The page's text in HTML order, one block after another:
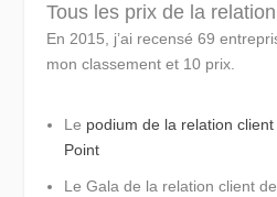
Tous les prix de la
En 2015, j’ai recensé 69
mon classement et 10 prix.
Le podium de la relation
Point
Le Gala de la relation client